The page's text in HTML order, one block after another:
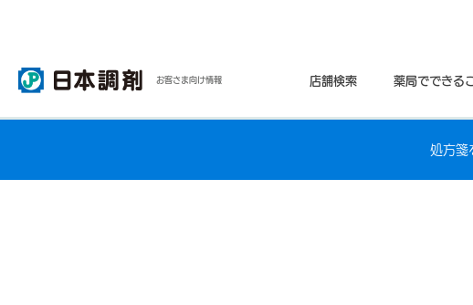
お客さま向け情報 店舗検索 薬局でできる
処方箋